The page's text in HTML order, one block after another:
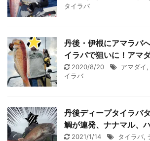
タイラバ
丹後・伊根にアマラバ
イラバで狙いに！アマ
2020/8/20 アマダイ,
イラバ
丹後ディープタイラバ
鯛が連発、ナナマル、
2021/1/14 タイラバ,